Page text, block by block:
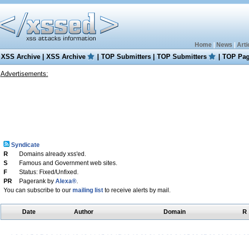
Home| News
XSS Archive|XSS Archive |TOP Submitters|TOP Submitters |TOP
Advertisements:
Syndicate
R
Domains already xss'ed.
S
Famous and Government web sites.
F
Status: Fixed/Unfixed.
PR
Pagerank by Alexa®.
You can subscribe to our mailing listto receive alerts by mail.
Date Author Domain R